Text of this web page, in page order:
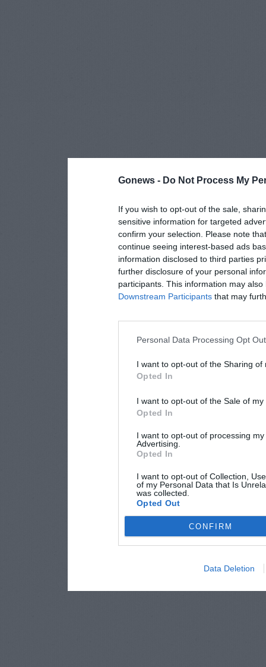
Gonews - Do Not Process My
If you wish to opt-out of the sale,
sensitive information for targeted
confirm your selection. Please note
continue seeing interest-based ads
information disclosed to third parties
further disclosure of your personal
participants. This information may
Downstream Participants that may
Personal Data Processing Opt
I want to opt-out of the Sharing of
Opted In
I want to opt-out of the Sale of
Opted In
I want to opt-out of processing
Advertising.
Opted In
I want to opt-out of Collection,
of my Personal Data that Is
was collected.
Opted Out
CONFIRM
Data Deletion